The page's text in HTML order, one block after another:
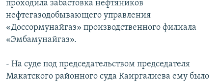
проходила забастовка нефтяников
нефтегазодобывающего управления
«Доссормунайгаз» производственного филиала
«Эмбамунайгаз».
- На суде под председательством председателя
Макатского районного суда Каиргалиева ему было